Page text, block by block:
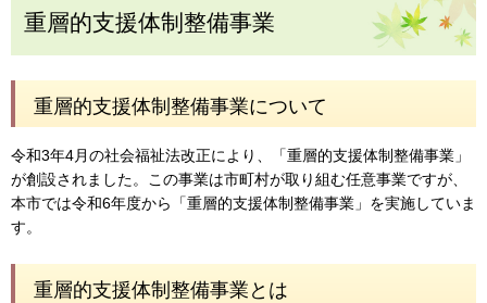
重層的支援体制整備事業
重層的支援体制整備事業について
令和3年4月の社会福祉法改正により、「重層的支援体制整備事業」
が創設されました。この事業は市町村が取り組む任意事業ですが、
本市では令和6年度から「重層的支援体制整備事業」を実施していま
す。
重層的支援体制整備事業とは